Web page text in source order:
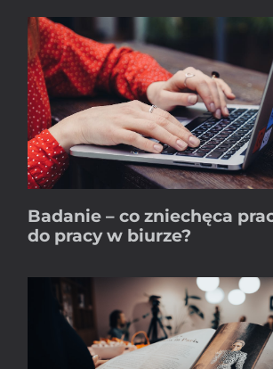
Badanie – co zniechęca
do pracy w biurze?